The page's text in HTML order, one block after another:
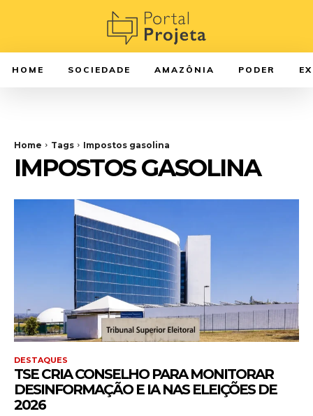
HOME SOCIEDADE AMAZÔNIA PODER
Home Tags Impostos gasolina
IMPOSTOS GASOLINA
DESTAQUES
TSE CRIA CONSELHO PARA MONITORAR
DESINFORMAÇÃO E IA NAS ELEIÇÕES DE
2026